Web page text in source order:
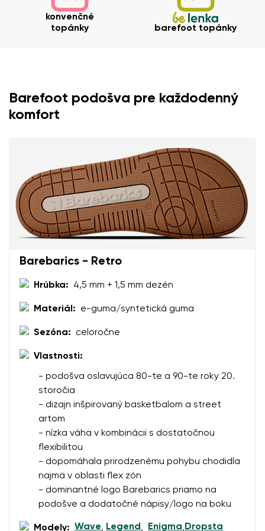
konvenčné
topánky
barefoot topánky
Barefoot podošva pre každodenný
komfort
Barebarics - Retro
Hrúbka: 4,5 mm + 1,5 mm dezén
Materiál: e-guma/syntetická guma
Sezóna: celoročne
Vlastnosti:
- podošva oslavujúca 80-te a 90-te roky 20.
storočia
- dizajn inšpirovaný basketbalom a street
artom
- nízka váha v kombinácii s dostatočnou
flexibilitou
- dopomáhala prirodzenému pohybu chodidla
najmä v oblasti flex zón
- dominantné logo Barebarics priamo na
podošve a dodatočné nápisy/logo na boku
Modely: Wave, Legend, Enigma,Dropsta
Hodnotenie